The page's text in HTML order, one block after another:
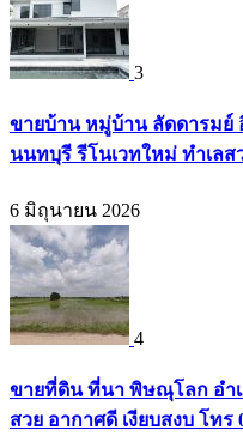
3
ขายบ้าน หมู่บ้าน ลัดดารมย์
นนทบุรี รีโนเวทใหม่ ทำเลส
6 มิถุนายน 2026
4
ขายที่ดิน ที่นา พิษณุโลก อำเ
สวย อากาศดี เงียบสงบ โทร